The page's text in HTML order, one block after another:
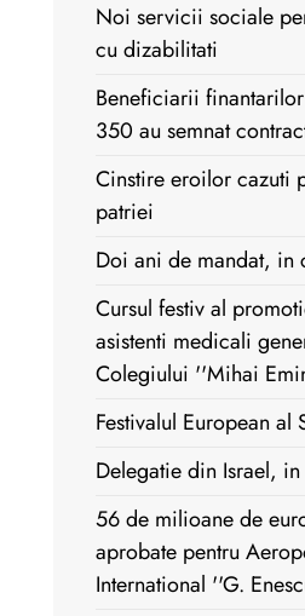
Noi servicii sociale
cu dizabilitati
Beneficiarii
350 au semnat
Cinstire eroilor cazuti
patriei
Doi ani de mandat, in
Cursul festiv al
asistenti medicali
Colegiului ''Mihai
Festivalul European al
Delegatie din Israel,
56 de milioane de
aprobate pentru
International ''G.